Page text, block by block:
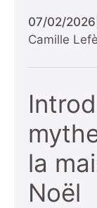
07/02/2026
Camille
la
Noël